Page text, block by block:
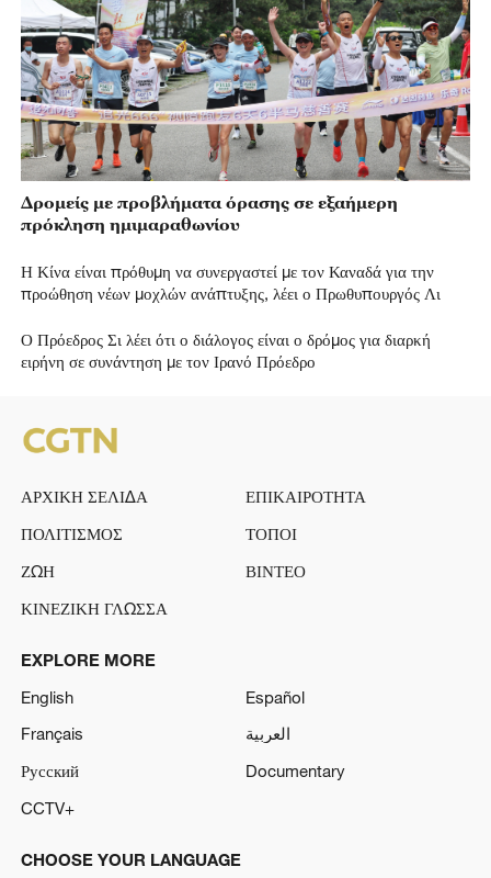
Δρομείς με προβλήματα όρασης σε εξαήμερη
πρόκληση ημιμαραθωνίου
Η Κίνα είναι πρόθυμη να συνεργαστεί με τον Καναδά για την
προώθηση νέων μοχλών ανάπτυξης, λέει ο Πρωθυπουργός Λι
Ο Πρόεδρος Σι λέει ότι ο διάλογος είναι ο δρόμος για διαρκή
ειρήνη σε συνάντηση με τον Ιρανό Πρόεδρο
ΑΡΧΙΚΗ ΣΕΛΙΔΑ
ΕΠΙΚΑΙΡΟΤΗΤΑ
ΠΟΛΙΤΙΣΜΟΣ
ΤΟΠΟΙ
ΖΩΗ
ΒΙΝΤΕΟ
ΚΙΝΕΖΙΚΗ ΓΛΩΣΣΑ
EXPLORE MORE
English
Español
Français
العربية
Русский
Documentary
CCTV+
CHOOSE YOUR LANGUAGE